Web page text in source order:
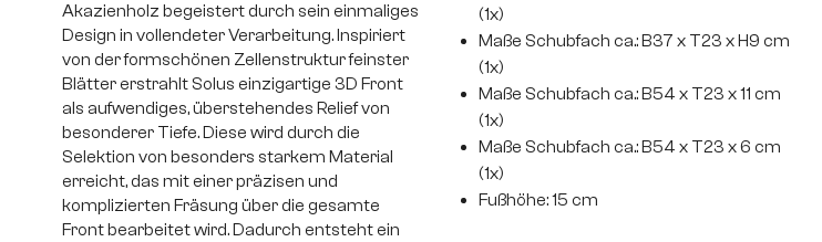
Akazienholz begeistert durch sein einmaliges
Design in vollendeter Verarbeitung. Inspiriert
von der formschönen Zellenstruktur feinster
Blätter erstrahlt Solus einzigartige 3D Front
als aufwendiges, überstehendes Relief von
besonderer Tiefe. Diese wird durch die
Selektion von besonders starkem Material
erreicht, das mit einer präzisen und
komplizierten Fräsung über die gesamte
Front bearbeitet wird. Dadurch entsteht ein
(1x)
Maße Schubfach ca.: B37 x T23 x H9 cm
(1x)
Maße Schubfach ca.: B54 x T23 x 11 cm
(1x)
Maße Schubfach ca.: B54 x T23 x 6 cm
(1x)
Fußhöhe: 15 cm